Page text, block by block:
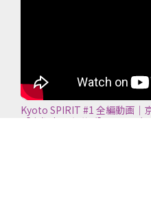
Kyoto SPIRIT #1 全編動画｜
【京都商工会議所】＜2026年